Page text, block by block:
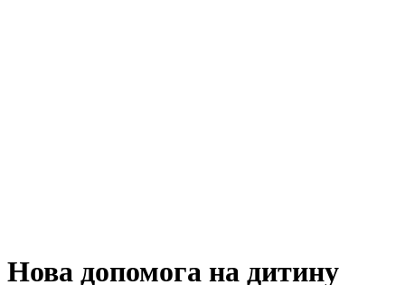
Нова допомога на дитину